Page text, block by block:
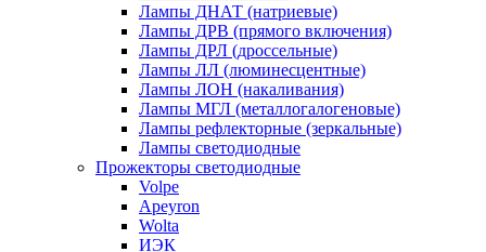
Лампы ДНАТ (натриевые)
Лампы ДРВ (прямого включения)
Лампы ДРЛ (дроссельные)
Лампы ЛЛ (люминесцентные)
Лампы ЛОН (накаливания)
Лампы МГЛ (металлогалогеновые)
Лампы рефлекторные (зеркальные)
Лампы светодиодные
Прожекторы светодиодные
Volpe
Apeyron
Wolta
ИЭК